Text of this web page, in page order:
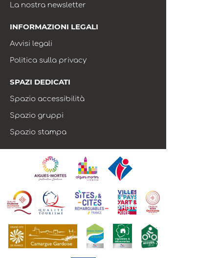
La nostra newsletter
INFORMAZIONI LEGALI
Avvisi legali
Politica sulla privacy
SPAZI DEDICATI
Spazio accessibilità
Spazio gruppi
Spazio stampa